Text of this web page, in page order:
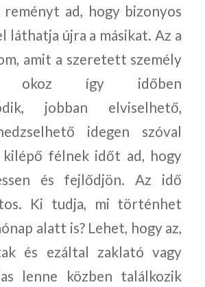
reményt ad, hogy bizonyos
láthatja újra a másikat. Az a
amit a szeretett személy
okoz így időben
jobban elviselhető,
idegen szóval
kilépő félnek időt ad, hogy
és fejlődjön. Az idő
Ki tudja, mi történhet
alatt is? Lehet, hogy az,
és ezáltal zaklató vagy
lenne közben találkozik